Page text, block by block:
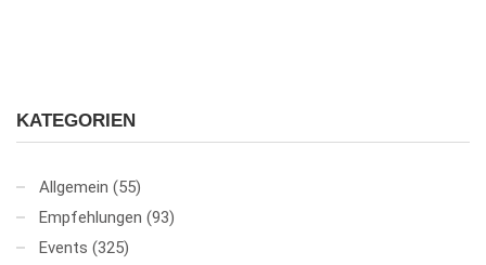
KATEGORIEN
Allgemein (55)
Empfehlungen (93)
Events (325)